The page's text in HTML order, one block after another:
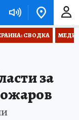
СВОДКА
за